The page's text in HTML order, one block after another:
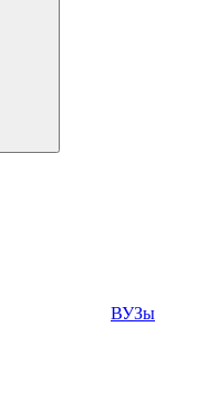
ВУЗы